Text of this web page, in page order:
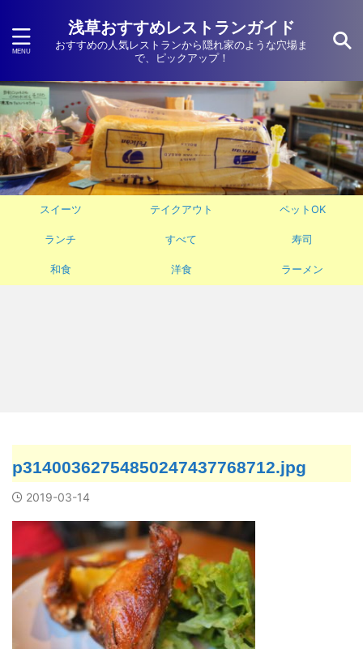
浅草おすすめレストランガイド
おすすめの人気レストランから隠れ家のような穴場ま
で、ピックアップ！
スイーツ テイクアウト ペットOK
ランチ すべて 寿司
和食 洋食 ラーメン
p31400362754850247437768712.jpg
2019-03-14